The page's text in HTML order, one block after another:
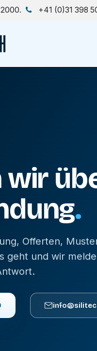
+41 (0)31 398
wir
.
Offerten,
geht und wir